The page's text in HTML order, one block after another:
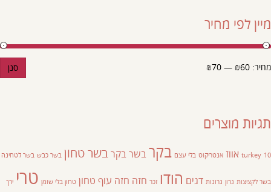
מיין לפי מחיר
סנן מחיר: ₪60
—
₪70
תגיות מוצרים
10
turkey אווז אנטריקוט בלי עצם בקרבשר בקרבשר טחון בשר כבש בשר לטחינה
בשר לקציצות גרון גרונות דגים הודו זכר חזה חזה עוף טחון טחון בלי שומן טרי ירך